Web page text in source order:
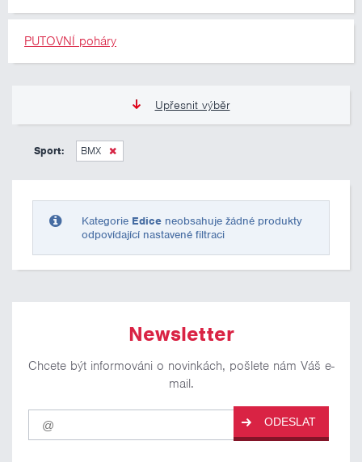
PUTOVNÍ poháry
Upřesnit výběr
0 Kč
Sport: BMX
Kategorie Edice neobsahuje žádné produkty
odpovídající nastavené filtraci
Newsletter
Chcete být informováni o novinkách, pošlete nám Váš e-
mail.
Pro
odběr
našich
ODESLAT